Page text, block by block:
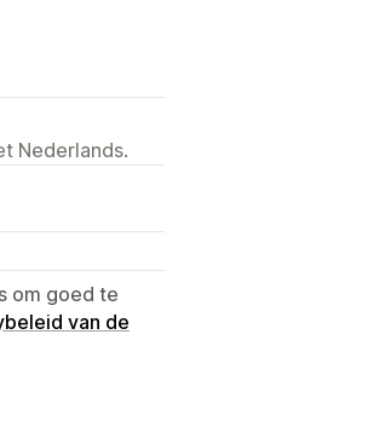
Nederlands.
om goed te
van de